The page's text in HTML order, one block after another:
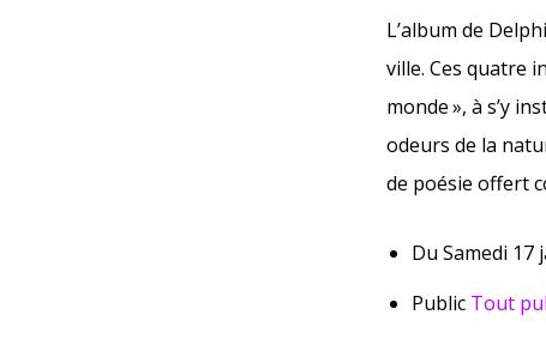
L’album de
ville. Ces quatre
monde », à s’y
odeurs de la
de poésie offert
Du Samedi 17
Public Tout